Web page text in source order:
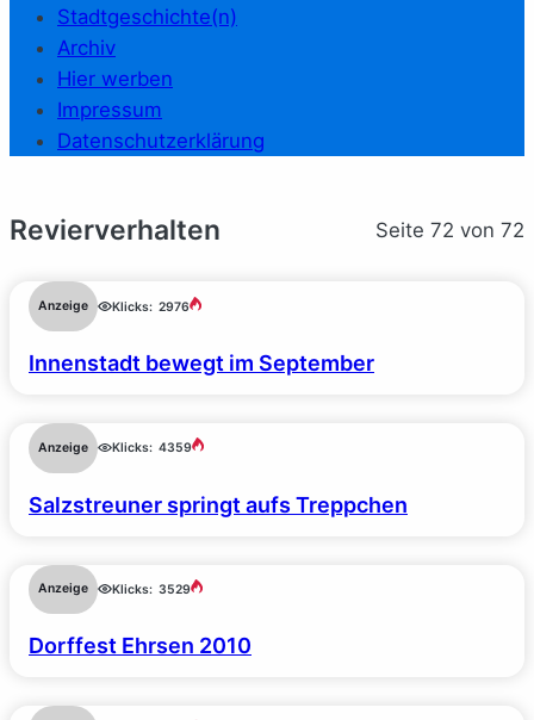
Stadtgeschichte(n)
Archiv
Hier werben
Impressum
Datenschutzerklärung
Revierverhalten Seite 72 von 72
Anzeige Klicks: 2976
Innenstadt bewegt im September
Anzeige Klicks: 4359
Salzstreuner springt aufs Treppchen
Anzeige Klicks: 3529
Dorffest Ehrsen 2010